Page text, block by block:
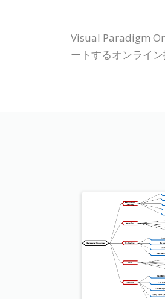
Visual Paradigm
ートするオンライ